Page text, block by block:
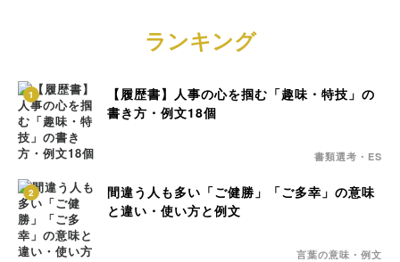
ランキング
1
【履歴書】人事の心を掴む「趣味・特技」の
書き方・例文18個
書類選考・ES
2
間違う人も多い「ご健勝」「ご多幸」の意味
と違い・使い方と例文
言葉の意味・例文